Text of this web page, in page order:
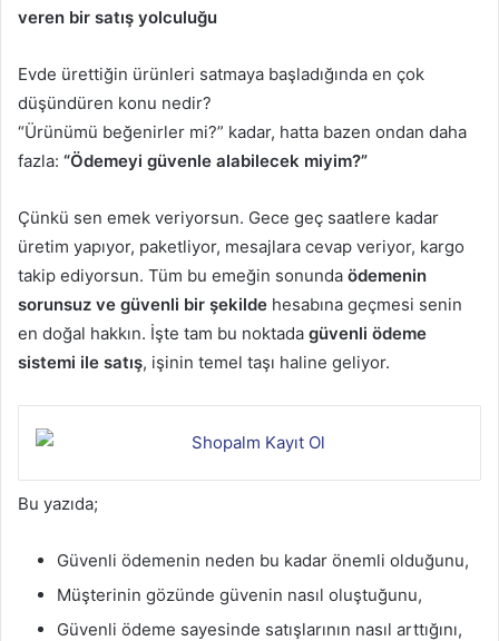
veren bir satış yolculuğu
Evde ürettiğin ürünleri satmaya başladığında en çok
düşündüren konu nedir?
“Ürünümü beğenirler mi?” kadar, hatta bazen ondan daha
fazla: “Ödemeyi güvenle alabilecek miyim?”
Çünkü sen emek veriyorsun. Gece geç saatlere kadar
üretim yapıyor, paketliyor, mesajlara cevap veriyor, kargo
takip ediyorsun. Tüm bu emeğin sonunda ödemenin
sorunsuz ve güvenli bir şekilde hesabına geçmesi senin
en doğal hakkın. İşte tam bu noktada güvenli ödeme
sistemi ile satış, işinin temel taşı haline geliyor.
Bu yazıda;
Güvenli ödemenin neden bu kadar önemli olduğunu,
Müşterinin gözünde güvenin nasıl oluştuğunu,
Güvenli ödeme sayesinde satışlarının nasıl arttığını,